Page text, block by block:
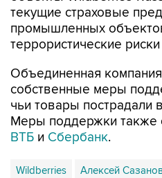
текущие страховые
промышленных
террористические
Объединенная
собственные меры
чьи товары пострадали
Меры поддержки также
ВТБ и Сбербанк.
Wildberries Алексей